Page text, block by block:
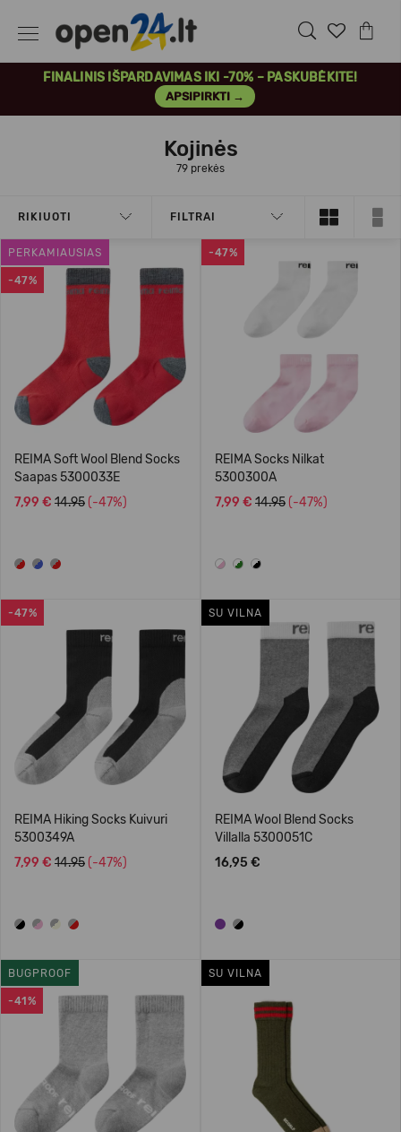
FINALINIS IŠPARDAVIMAS IKI -70% – PASKUBĖKITE!
APSIPIRKTI →
Kojinės
79 prekės
RIKIUOTI FILTRAI
-47%
PERKAMIAUSIAS
REIMA Soft Wool Blend Socks
Saapas 5300033E
7,99 € 14.95 (-47%)
-47%
REIMA Socks Nilkat
5300300A
7,99 € 14.95 (-47%)
-47%
REIMA Hiking Socks Kuivuri
5300349A
7,99 € 14.95 (-47%)
SU VILNA
REIMA Wool Blend Socks
Villalla 5300051C
16,95 €
-41%
BUGPROOF SU VILNA